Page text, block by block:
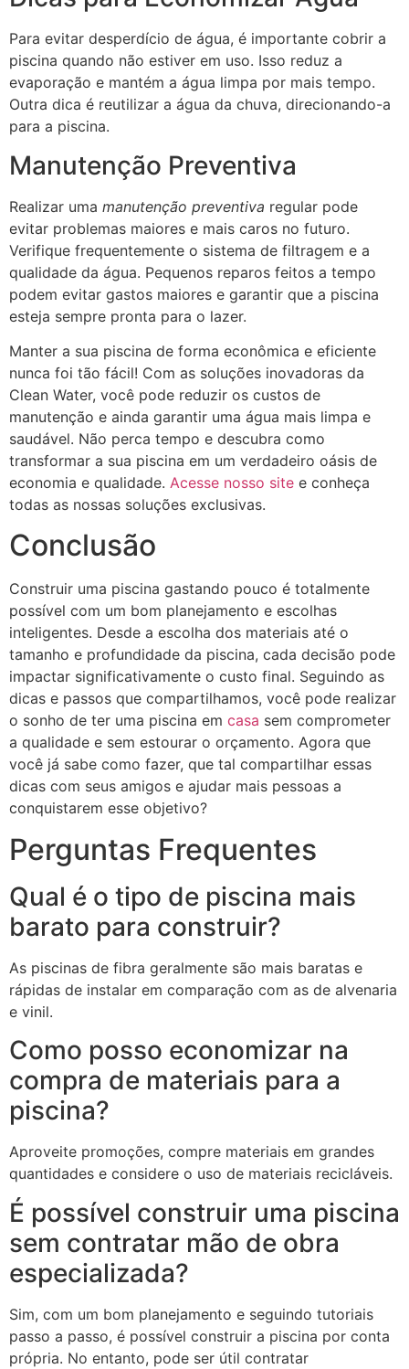
Para evitar desperdício de água, é importante cobrir a
piscina quando não estiver em uso. Isso reduz a
evaporação e mantém a água limpa por mais tempo.
Outra dica é reutilizar a água da chuva, direcionando-a
para a piscina.
Manutenção Preventiva
Realizar uma manutenção preventiva regular pode
evitar problemas maiores e mais caros no futuro.
Verifique frequentemente o sistema de filtragem e a
qualidade da água. Pequenos reparos feitos a tempo
podem evitar gastos maiores e garantir que a piscina
esteja sempre pronta para o lazer.
Manter a sua piscina de forma econômica e eficiente
nunca foi tão fácil! Com as soluções inovadoras da
Clean Water, você pode reduzir os custos de
manutenção e ainda garantir uma água mais limpa e
saudável. Não perca tempo e descubra como
transformar a sua piscina em um verdadeiro oásis de
economia e qualidade. Acesse nosso site e conheça
todas as nossas soluções exclusivas.
Conclusão
Construir uma piscina gastando pouco é totalmente
possível com um bom planejamento e escolhas
inteligentes. Desde a escolha dos materiais até o
tamanho e profundidade da piscina, cada decisão pode
impactar significativamente o custo final. Seguindo as
dicas e passos que compartilhamos, você pode realizar
o sonho de ter uma piscina em casa sem comprometer
a qualidade e sem estourar o orçamento. Agora que
você já sabe como fazer, que tal compartilhar essas
dicas com seus amigos e ajudar mais pessoas a
conquistarem esse objetivo?
Perguntas Frequentes
Qual é o tipo de piscina mais
barato para construir?
As piscinas de fibra geralmente são mais baratas e
rápidas de instalar em comparação com as de alvenaria
e vinil.
Como posso economizar na
compra de materiais para a
piscina?
Aproveite promoções, compre materiais em grandes
quantidades e considere o uso de materiais recicláveis.
É possível construir uma piscina
sem contratar mão de obra
especializada?
Sim, com um bom planejamento e seguindo tutoriais
passo a passo, é possível construir a piscina por conta
própria. No entanto, pode ser útil contratar